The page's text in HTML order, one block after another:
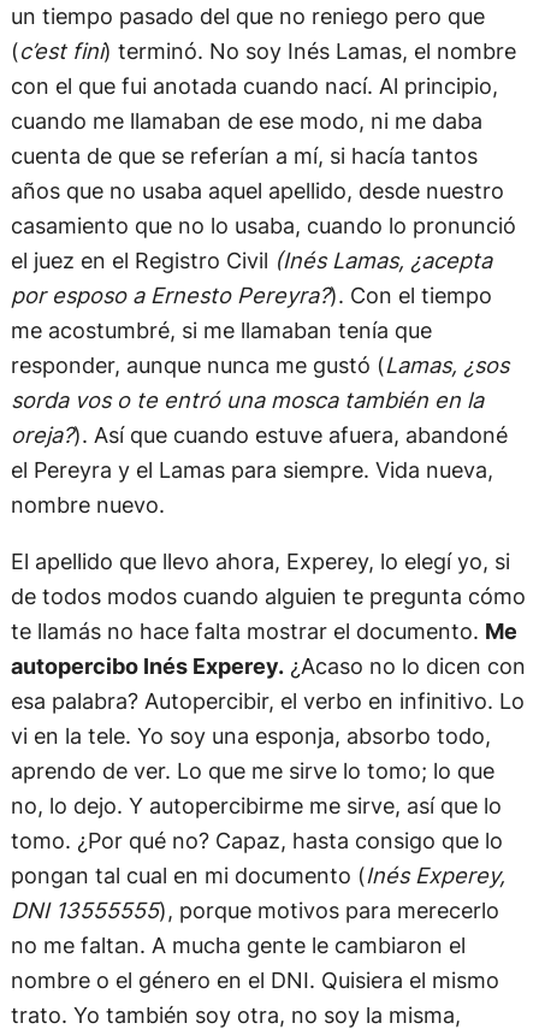
un tiempo pasado del que no reniego pero que
(c’est fini) terminó. No soy Inés Lamas, el nombre
con el que fui anotada cuando nací. Al principio,
cuando me llamaban de ese modo, ni me daba
cuenta de que se referían a mí, si hacía tantos
años que no usaba aquel apellido, desde nuestro
casamiento que no lo usaba, cuando lo pronunció
el juez en el Registro Civil (Inés Lamas, ¿acepta
por esposo a Ernesto Pereyra?). Con el tiempo
me acostumbré, si me llamaban tenía que
responder, aunque nunca me gustó (Lamas, ¿sos
sorda vos o te entró una mosca también en la
oreja?). Así que cuando estuve afuera, abandoné
el Pereyra y el Lamas para siempre. Vida nueva,
nombre nuevo.
El apellido que llevo ahora, Experey, lo elegí yo, si
de todos modos cuando alguien te pregunta cómo
te llamás no hace falta mostrar el documento. Me
autopercibo Inés Experey.¿Acaso no lo dicen con
esa palabra? Autopercibir, el verbo en infinitivo. Lo
vi en la tele. Yo soy una esponja, absorbo todo,
aprendo de ver. Lo que me sirve lo tomo; lo que
no, lo dejo. Y autopercibirme me sirve, así que lo
tomo. ¿Por qué no? Capaz, hasta consigo que lo
pongan tal cual en mi documento (Inés Experey,
DNI 13555555), porque motivos para merecerlo
no me faltan. A mucha gente le cambiaron el
nombre o el género en el DNI. Quisiera el mismo
trato. Yo también soy otra, no soy la misma,